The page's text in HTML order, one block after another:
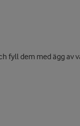
fyll dem med ägg av